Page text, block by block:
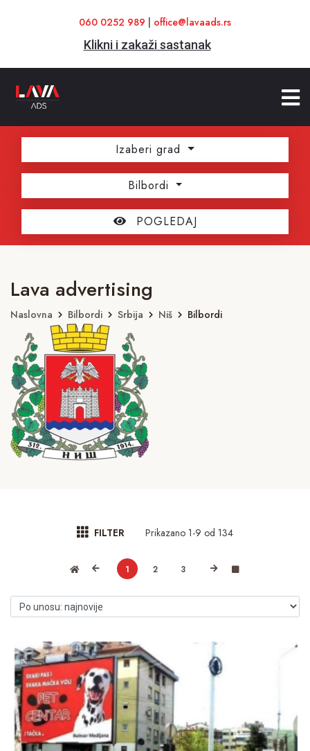
060 0252 989 office@lavaads.rs
Klikni i zakaži sastanak
Izaberi grad
Bilbordi
POGLEDAJ
Lava advertising
Naslovna Bilbordi Srbija Niš Bilbordi
FILTER Prikazano 1-9 od 134
1 2 3